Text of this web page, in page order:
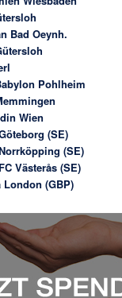
Bad Oeynh.
Pohlheim
Wien
(SE)
(SE)
Västerås (SE)
London (GBP)